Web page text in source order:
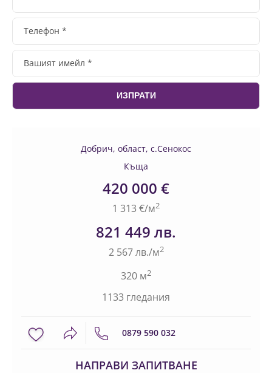
Добрич, област, с.Сенокос
Къща
420 000 €
1 313 €/м2
821 449 лв.
2 567 лв./м2
320 м2
1133 гледания
0879 590 032
НАПРАВИ ЗАПИТВАНЕ